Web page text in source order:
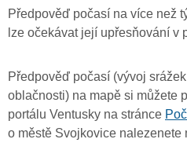
Předpověď počasí na více než
lze očekávat její upřesňování v
Předpověď počasí (vývoj
oblačnosti) na mapě si můžete
portálu Ventusky na stránce
o městě Svojkovice nalezenete